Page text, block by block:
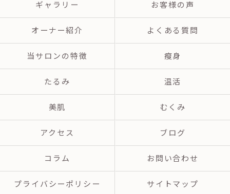
ギャラリー お客様の声
オーナー紹介 よくある質問
当サロンの特徴 瘦身
たるみ 温活
美肌 むくみ
アクセス ブログ
コラム お問い合わせ
プライバシーポリシー サイトマップ